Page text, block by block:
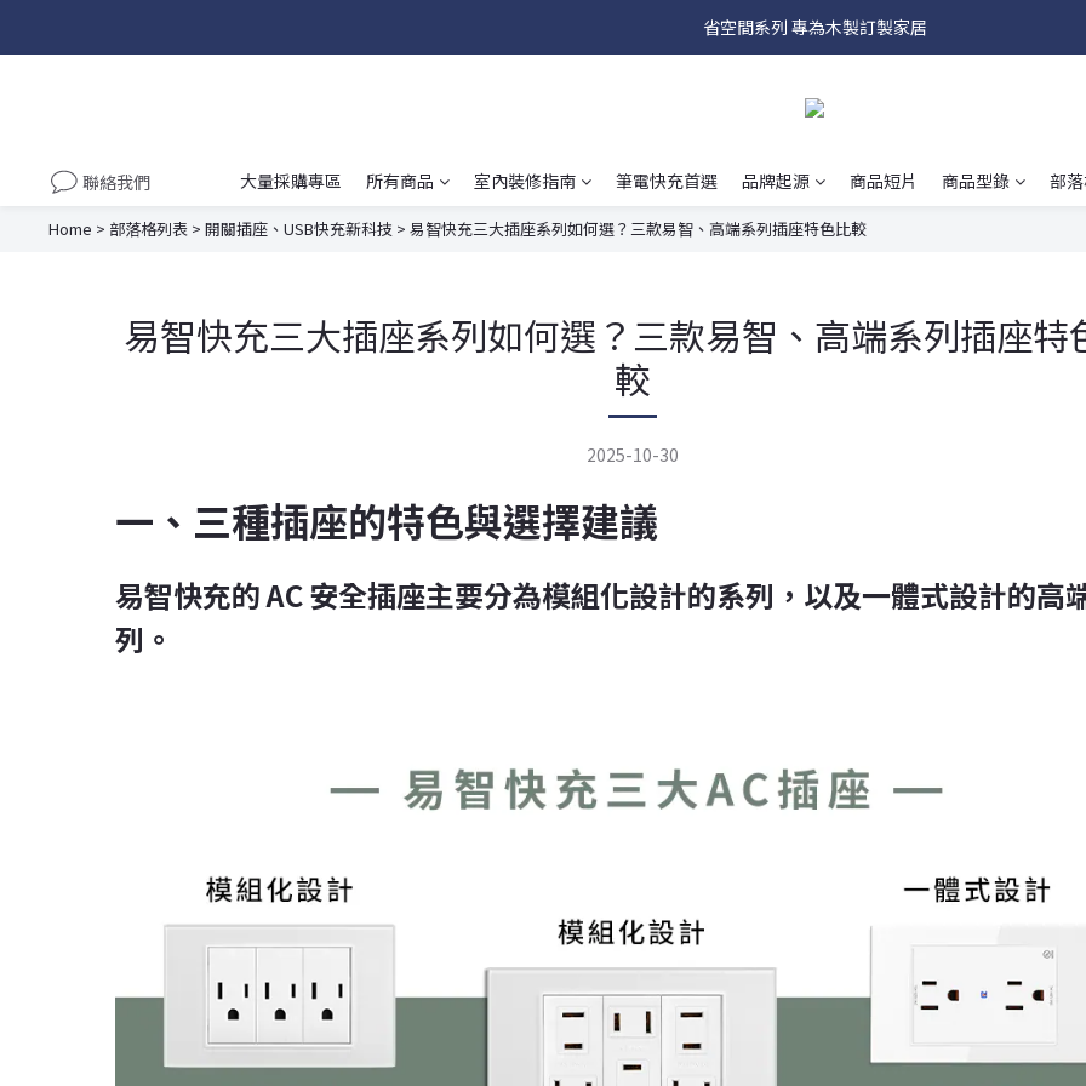
Hub系列 讓插座面板具有多種娛樂功能~
省空間系列 專為木製訂製家居
聯絡我們
大量採購專區 所有商品 室內裝修指南 筆電快充首選 品牌起源 商品短片 商品型錄 部
Home > 部落格列表 > 開關插座、USB快充新科技 > 易智快充三大插座系列如何選？三款易智、高端系列插座特色比較
易智快充三大插座系列如何選？三款易智、高端系列插座特
較
2025-10-30
一、三種插座的特色與選擇建議
易智快充的 AC 安全插座主要分為模組化設計的系列，以及一體式設計的高
列。